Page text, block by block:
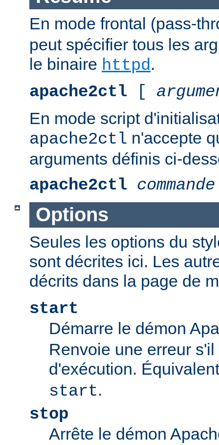
En mode frontal (pass-
peut spécifier tous les
le binaire httpd.
apache2ctl [
En mode script
apache2ctl n'accepte
arguments définis ci-
apache2ctl commande
Options
Seules les options du
sont décrites ici. Les
décrits dans la page de
start
Démarre le démon
Renvoie une erreur
d'exécution.
start.
stop
Arrête le démon